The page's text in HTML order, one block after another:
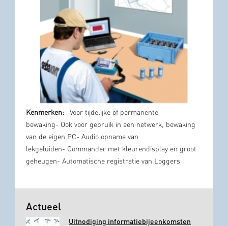
Kenmerken:– Voor tijdelijke of permanente
bewaking- Ook voor gebruik in een netwerk, bewaking
van de eigen PC- Audio opname van
lekgeluiden- Commander met kleurendisplay en groot
geheugen- Automatische registratie van Loggers
Actueel
Uitnodiging informatiebijeenkomsten